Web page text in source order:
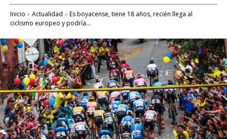
Inicio Actualidad
Es boyacense, tiene 18 años, recién llega al
ciclismo europeo y podría...